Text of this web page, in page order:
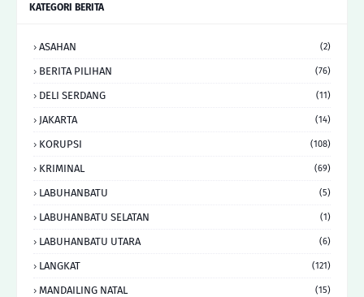
KATEGORI BERITA
ASAHAN (2)
BERITA PILIHAN (76)
DELI SERDANG (11)
JAKARTA (14)
KORUPSI (108)
KRIMINAL (69)
LABUHANBATU (5)
LABUHANBATU SELATAN (1)
LABUHANBATU UTARA (6)
LANGKAT (121)
MANDAILING NATAL (15)